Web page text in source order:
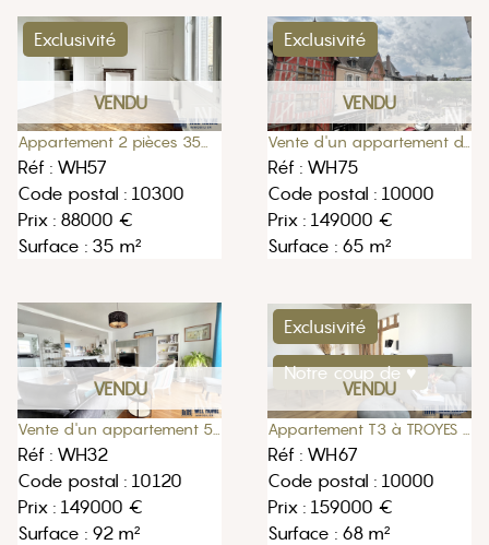
Exclusivité
VENDU
Appartement 2 pièces 35m2 à Sainte-Savine
Réf : WH57
Code postal : 10300
Prix : 88000 €
Surface : 35 m²
Exclusivité
VENDU
Vente d'un appartement de 65m2 au centre ville de Troyes
Réf : WH75
Code postal : 10000
Prix : 149000 €
Surface : 65 m²
VENDU
Vente d'un appartement 5 pièces 92m2 à Saint-André-les-Vergers
Réf : WH32
Code postal : 10120
Prix : 149000 €
Surface : 92 m²
Exclusivité
Notre coup de ♥
VENDU
Appartement T3 à TROYES proche Gare
Réf : WH67
Code postal : 10000
Prix : 159000 €
Surface : 68 m²